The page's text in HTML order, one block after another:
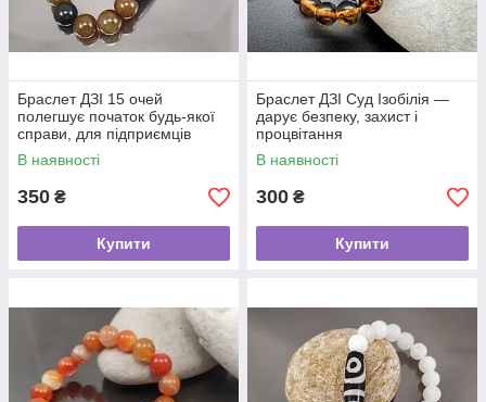
Браслет ДЗІ 15 очей
полегшує початок будь-якої
справи, для підприємців
В наявності
350 ₴
Купити
Браслет ДЗІ Суд Ізобілія —
дарує безпеку, захист і
процвітання
В наявності
300 ₴
Купити